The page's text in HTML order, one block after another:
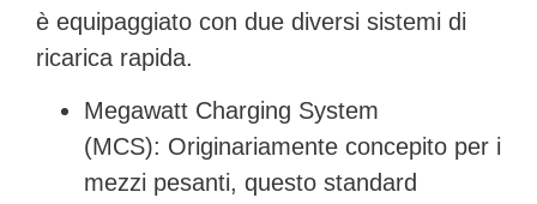
è equipaggiato con due diversi sistemi di
ricarica rapida.
Megawatt Charging System
(MCS): Originariamente concepito per i
mezzi pesanti, questo standard